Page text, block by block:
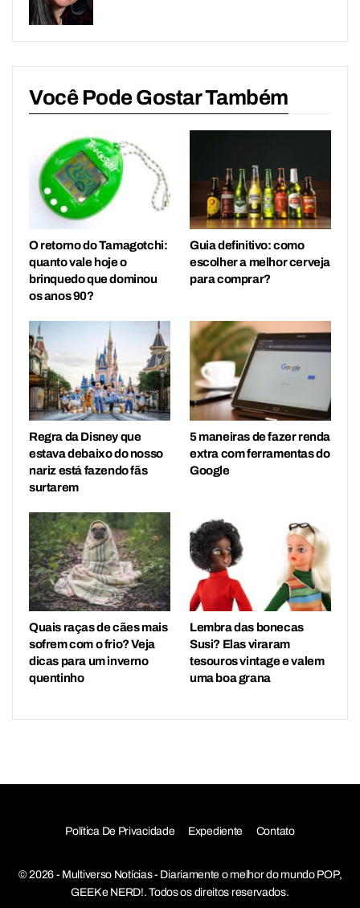
Você Pode Gostar Também
O retorno do Tamagotchi:
quanto vale hoje o
brinquedo que dominou
os anos 90?
Guia definitivo: como
escolher a melhor cerveja
para comprar?
Regra da Disney que
estava debaixo do nosso
nariz está fazendo fãs
surtarem
5 maneiras de fazer renda
extra com ferramentas do
Google
Quais raças de cães mais
sofrem com o frio? Veja
dicas para um inverno
quentinho
Lembra das bonecas
Susi? Elas viraram
tesouros vintage e valem
uma boa grana
Política De Privacidade Expediente Contato
© 2026 - Multiverso Notícias - Diariamente o melhor do mundo POP,
GEEK e NERD!. Todos os direitos reservados.